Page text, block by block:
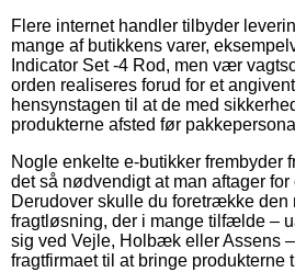
Flere internet handler tilbyder
mange af butikkens varer,
Indicator Set -4 Rod, men vær
orden realiseres forud for et
hensynstagen til at de med
produkterne afsted før
Nogle enkelte e-butikker frembyder
det så nødvendigt at man aftager
Derudover skulle du foretrække den
fragtløsning, der i mange tilfælde –
sig ved Vejle, Holbæk eller Assens
fragtfirmaet til at bringe produkterne